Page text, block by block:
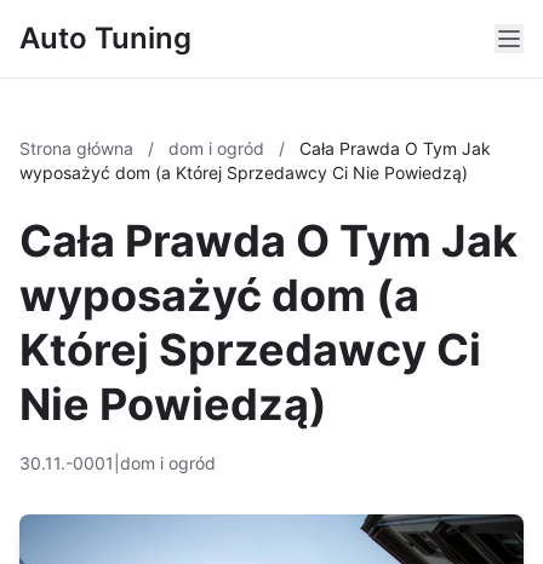
Auto Tuning
Strona główna / dom i ogród /
Cała Prawda O Tym Jak
wyposażyć dom (a Której Sprzedawcy Ci Nie Powiedzą)
Cała Prawda O Tym Jak
wyposażyć dom (a
Której Sprzedawcy Ci
Nie Powiedzą)
30.11.-0001 dom i ogród